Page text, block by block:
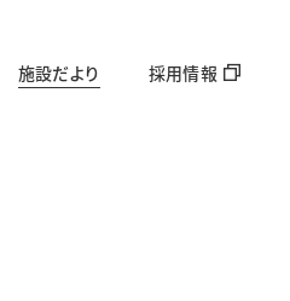
施設だより 採用情報